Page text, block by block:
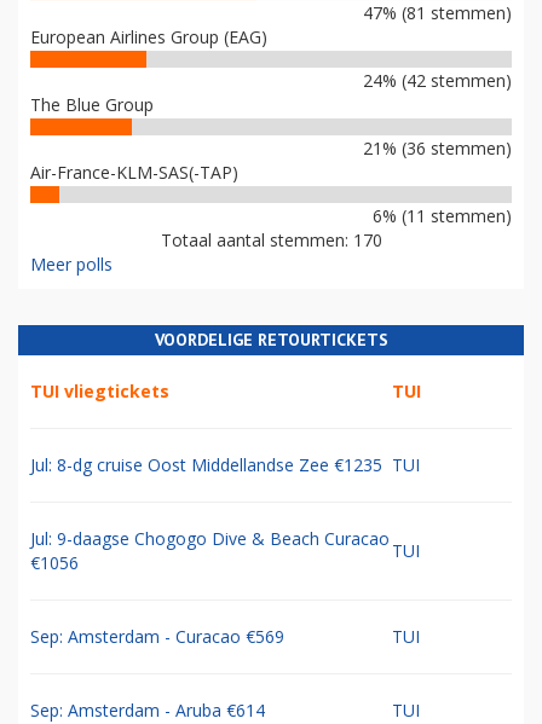
47% (81 stemmen)
European Airlines Group (EAG)
24% (42 stemmen)
The Blue Group
21% (36 stemmen)
Air-France-KLM-SAS(-TAP)
6% (11 stemmen)
Totaal aantal stemmen: 170
Meer polls
VOORDELIGE RETOURTICKETS
TUI vliegtickets TUI
Jul: 8-dg cruise Oost Middellandse Zee €1235 TUI
Jul: 9-daagse Chogogo Dive & Beach Curacao
€1056
TUI
Sep: Amsterdam - Curacao €569 TUI
Sep: Amsterdam - Aruba €614 TUI